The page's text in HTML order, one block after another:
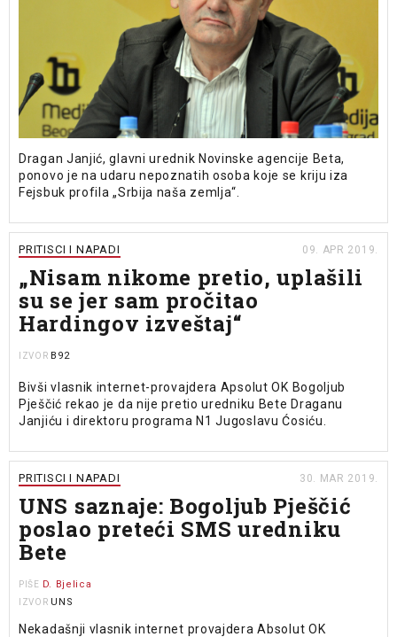
Dragan Janjić, glavni urednik Novinske agencije Beta,
ponovo je na udaru nepoznatih osoba koje se kriju iza
Fejsbuk profila „Srbija naša zemlja“.
PRITISCI I NAPADI 09. APR 2019.
„Nisam nikome pretio, uplašili
su se jer sam pročitao
Hardingov izveštaj“
IZVOR B92
Bivši vlasnik internet-provajdera Apsolut OK Bogoljub
Pješčić rekao je da nije pretio uredniku Bete Draganu
Janjiću i direktoru programa N1 Jugoslavu Ćosiću.
PRITISCI I NAPADI 30. MAR 2019.
UNS saznaje: Bogoljub Pješčić
poslao preteći SMS uredniku
Bete
PIŠE D. Bjelica
IZVOR UNS
Nekadašnji vlasnik internet provajdera Absolut OK